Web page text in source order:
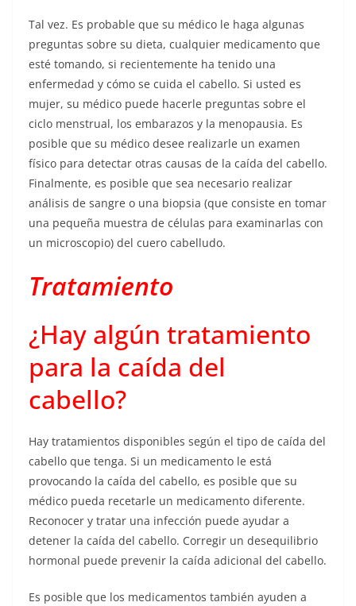
Tal vez. Es probable que su médico le haga algunas
preguntas sobre su dieta, cualquier medicamento que
esté tomando, si recientemente ha tenido una
enfermedad y cómo se cuida el cabello. Si usted es
mujer, su médico puede hacerle preguntas sobre el
ciclo menstrual, los embarazos y la menopausia. Es
posible que su médico desee realizarle un examen
físico para detectar otras causas de la caída del cabello.
Finalmente, es posible que sea necesario realizar
análisis de sangre o una biopsia (que consiste en tomar
una pequeña muestra de células para examinarlas con
un microscopio) del cuero cabelludo.
Tratamiento
¿Hay algún tratamiento
para la caída del
cabello?
Hay tratamientos disponibles según el tipo de caída del
cabello que tenga. Si un medicamento le está
provocando la caída del cabello, es posible que su
médico pueda recetarle un medicamento diferente.
Reconocer y tratar una infección puede ayudar a
detener la caída del cabello. Corregir un desequilibrio
hormonal puede prevenir la caída adicional del cabello.
Es posible que los medicamentos también ayuden a